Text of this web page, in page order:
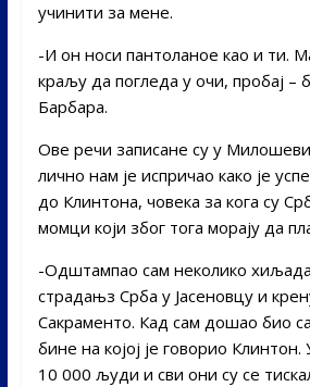
учинити за мене.
-И он носи пантоланое као и ти.
краљу да погледа у очи, пробај –
Барбара.
Ове речи записане су у
лично нам је испричао како је
до Клинтона, човека за кога су
момци који због тога морају да
-Одштампао сам неколико
страдањз Срба у Јасеновцу и
Сакраменто. Кад сам дошао био
бине на којој је говорио Клинтон.
10 000 људи и сви они су се